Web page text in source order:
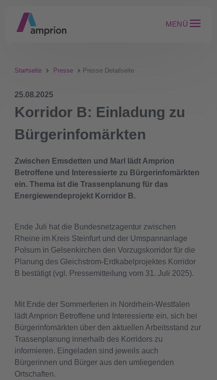
MENÜ
Startseite Presse Presse Detailseite
25.08.2025
Korridor B: Einladung zu
Bürgerinfomärkten
Zwischen Emsdetten und Marl lädt Amprion
Betroffene und Interessierte zu Bürgerinfomärkten
ein. Thema ist die Trassenplanung für das
Energiewendeprojekt Korridor B.
Ende Juli hat die Bundesnetzagentur zwischen
Rheine im Kreis Steinfurt und der Umspannanlage
Polsum in Gelsenkirchen den Vorzugskorridor für die
Planung des Gleichstrom-Erdkabelprojektes Korridor
B bestätigt (vgl. Pressemitteilung vom 31. Juli 2025).
Mit Ende der Sommerferien in Nordrhein-Westfalen
lädt Amprion Betroffene und Interessierte ein, sich bei
Bürgerinfomärkten über den aktuellen Arbeitsstand zur
Trassenplanung innerhalb des Korridors zu
informieren. Eingeladen sind jeweils auch
Bürgerinnen und Bürger aus den umliegenden
Ortschaften.